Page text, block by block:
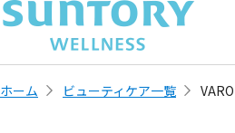
ホーム ビューティケア一覧